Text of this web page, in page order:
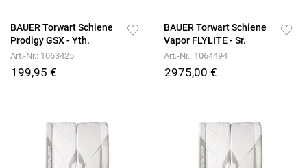
BAUER Torwart Schiene
Prodigy GSX - Yth.
Art.-Nr.: 1063425
199,95 €
BAUER Torwart Schiene
Vapor FLYLITE - Sr.
Art.-Nr.: 1064494
2975,00 €